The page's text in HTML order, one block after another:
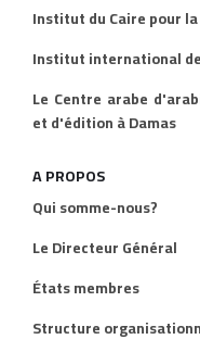
Institut du Caire pour
Institut international
Le Centre arabe
et d'édition à Damas
A PROPOS
Qui somme-nous?
Le Directeur Général
États membres
Structure